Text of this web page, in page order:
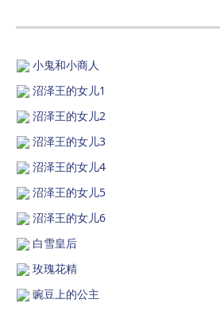
小鬼和小商人
沼泽王的女儿1
沼泽王的女儿2
沼泽王的女儿3
沼泽王的女儿4
沼泽王的女儿5
沼泽王的女儿6
白雪皇后
玫瑰花精
豌豆上的公主